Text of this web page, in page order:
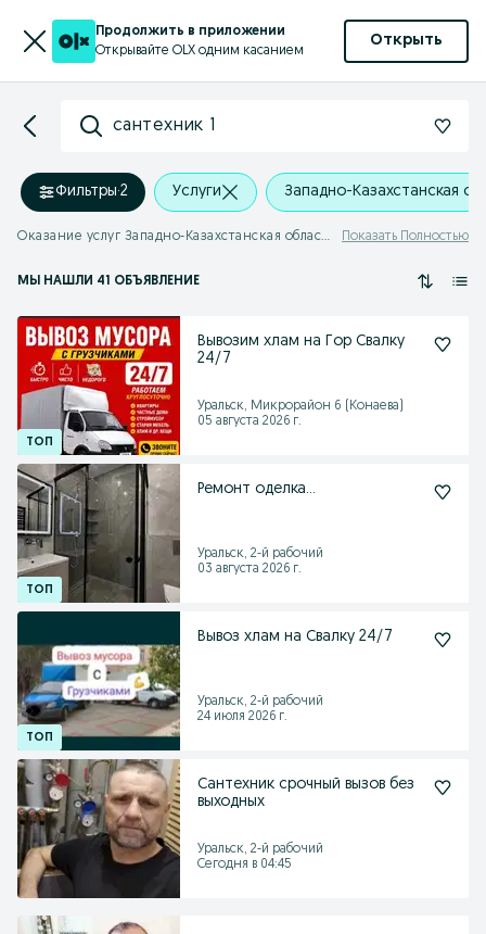
Продолжить в приложении
Открывайте OLX одним касанием
Открыть
сантехник 1
Фильтры·2 Услуги Западно-Казахстанская
Оказание услуг Западно-Казахстанская область - сантехник 1 Показать Полностью
МЫ НАШЛИ 41 ОБЪЯВЛЕНИЕ
Вывозим хлам на Гор Свалку
24/7
Уральск, Микрорайон 6 (Конаева)
05 августа 2026 г.
Ремонт оделка...
Уральск, 2-й рабочий
03 августа 2026 г.
Вывоз хлам на Свалку 24/7
Уральск, 2-й рабочий
24 июля 2026 г.
Сантехник срочный вызов без
выходных
Уральск, 2-й рабочий
Сегодня в 04:45